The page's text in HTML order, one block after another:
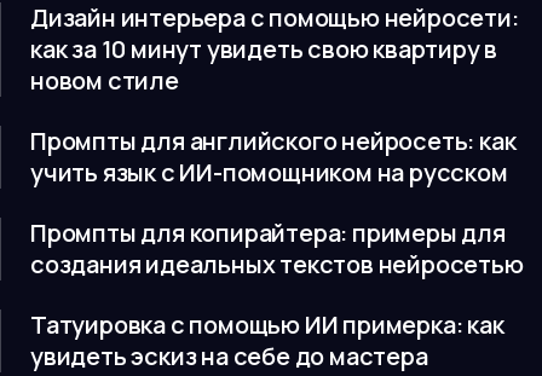
Дизайн интерьера с помощью нейросети:
как за 10 минут увидеть свою квартиру в
новом стиле
Промпты для английского нейросеть: как
учить язык с ИИ-помощником на русском
Промпты для копирайтера: примеры для
создания идеальных текстов нейросетью
Татуировка с помощью ИИ примерка: как
увидеть эскиз на себе до мастера